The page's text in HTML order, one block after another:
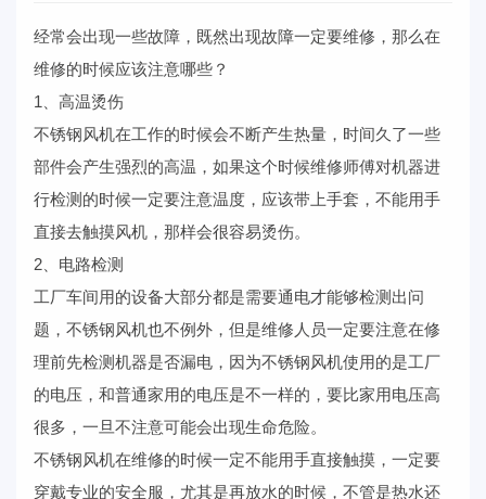
经常会出现一些故障，既然出现故障一定要维修，那么在
维修的时候应该注意哪些？
1、高温烫伤
不锈钢风机在工作的时候会不断产生热量，时间久了一些
部件会产生强烈的高温，如果这个时候维修师傅对机器进
行检测的时候一定要注意温度，应该带上手套，不能用手
直接去触摸风机，那样会很容易烫伤。
2、电路检测
工厂车间用的设备大部分都是需要通电才能够检测出问
题，不锈钢风机也不例外，但是维修人员一定要注意在修
理前先检测机器是否漏电，因为不锈钢风机使用的是工厂
的电压，和普通家用的电压是不一样的，要比家用电压高
很多，一旦不注意可能会出现生命危险。
不锈钢风机在维修的时候一定不能用手直接触摸，一定要
穿戴专业的安全服，尤其是再放水的时候，不管是热水还